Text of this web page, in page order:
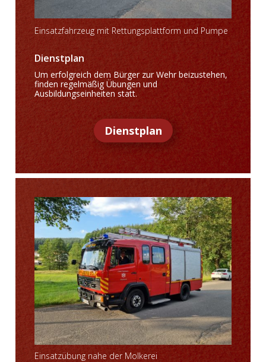
Einsatzfahrzeug mit Rettungsplattform und Pumpe
Dienstplan
Um erfolgreich dem Bürger zur Wehr beizustehen,
finden regelmäßig Übungen und
Ausbildungseinheiten statt.
Dienstplan
Einsatzübung nahe der Molkerei